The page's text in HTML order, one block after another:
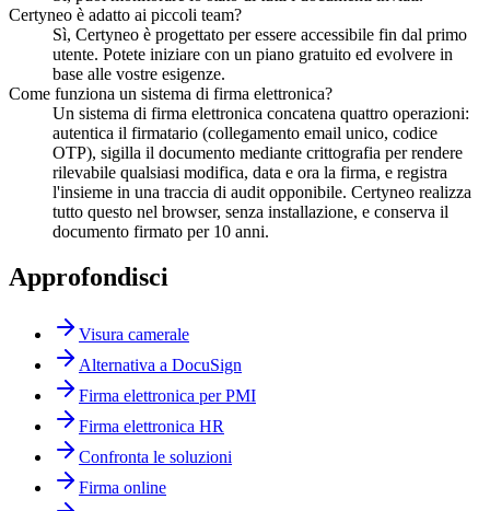
Certyneo è adatto ai piccoli team?
Sì, Certyneo è progettato per essere accessibile fin dal primo
utente. Potete iniziare con un piano gratuito ed evolvere in
base alle vostre esigenze.
Come funziona un sistema di firma elettronica?
Un sistema di firma elettronica concatena quattro operazioni:
autentica il firmatario (collegamento email unico, codice
OTP), sigilla il documento mediante crittografia per rendere
rilevabile qualsiasi modifica, data e ora la firma, e registra
l'insieme in una traccia di audit opponibile. Certyneo realizza
tutto questo nel browser, senza installazione, e conserva il
documento firmato per 10 anni.
Approfondisci
Visura camerale
Alternativa a DocuSign
Firma elettronica per PMI
Firma elettronica HR
Confronta le soluzioni
Firma online